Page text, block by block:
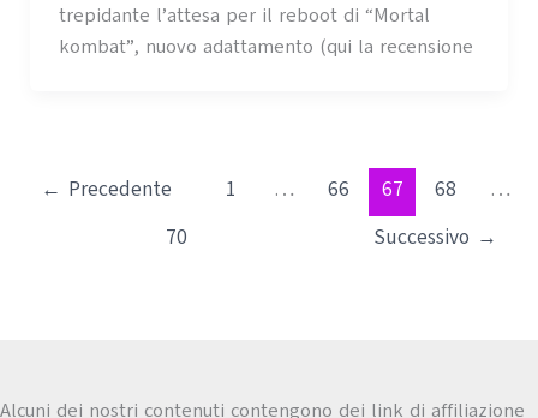
trepidante l’attesa per il reboot di “Mortal
kombat”, nuovo adattamento (qui la recensione
← Precedente 1 … 66 67 68
…
70
Successivo →
Alcuni dei nostri contenuti contengono dei link di affiliazione